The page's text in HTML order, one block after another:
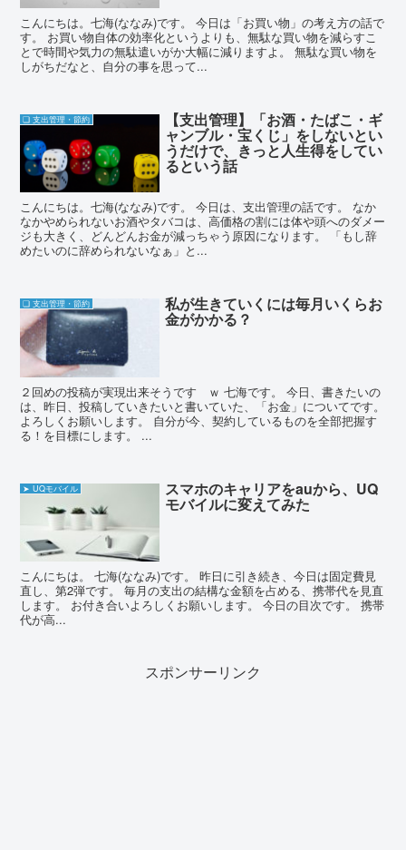
こんにちは。七海(ななみ)です。 今日は「お買い物」の考え方の話で
す。 お買い物自体の効率化というよりも、無駄な買い物を減らすこ
とで時間や気力の無駄遣いがか大幅に減りますよ。 無駄な買い物を
しがちだなと、自分の事を思って...
❏ 支出管理・節約 【支出管理】「お酒・たばこ・ギ
ャンブル・宝くじ」をしないとい
うだけで、きっと人生得をしてい
るという話
こんにちは。七海(ななみ)です。 今日は、支出管理の話です。 なか
なかやめられないお酒やタバコは、高価格の割には体や頭へのダメー
ジも大きく、どんどんお金が減っちゃう原因になります。 「もし辞
めたいのに辞められないなぁ」と...
❏ 支出管理・節約 私が生きていくには毎月いくらお
金がかかる？
２回めの投稿が実現出来そうです ｗ 七海です。 今日、書きたいの
は、昨日、投稿していきたいと書いていた、「お金」についてです。
よろしくお願いします。 自分が今、契約しているものを全部把握す
る！を目標にします。 ...
➤ UQモバイル スマホのキャリアをauから、UQ
モバイルに変えてみた
こんにちは。 七海(ななみ)です。 昨日に引き続き、今日は固定費見
直し、第2弾です。 毎月の支出の結構な金額を占める、携帯代を見直
します。 お付き合いよろしくお願いします。 今日の目次です。 携帯
代が高...
スポンサーリンク